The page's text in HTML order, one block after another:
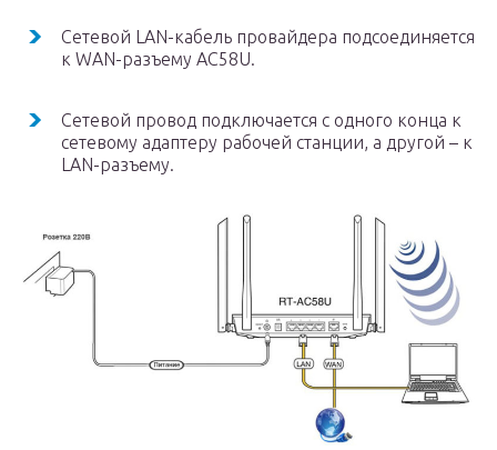
Сетевой LAN-кабель провайдера подсоединяется
к WAN-разъему AC58U.
Сетевой провод подключается с одного конца к
сетевому адаптеру рабочей станции, а другой – к
LAN-разъему.